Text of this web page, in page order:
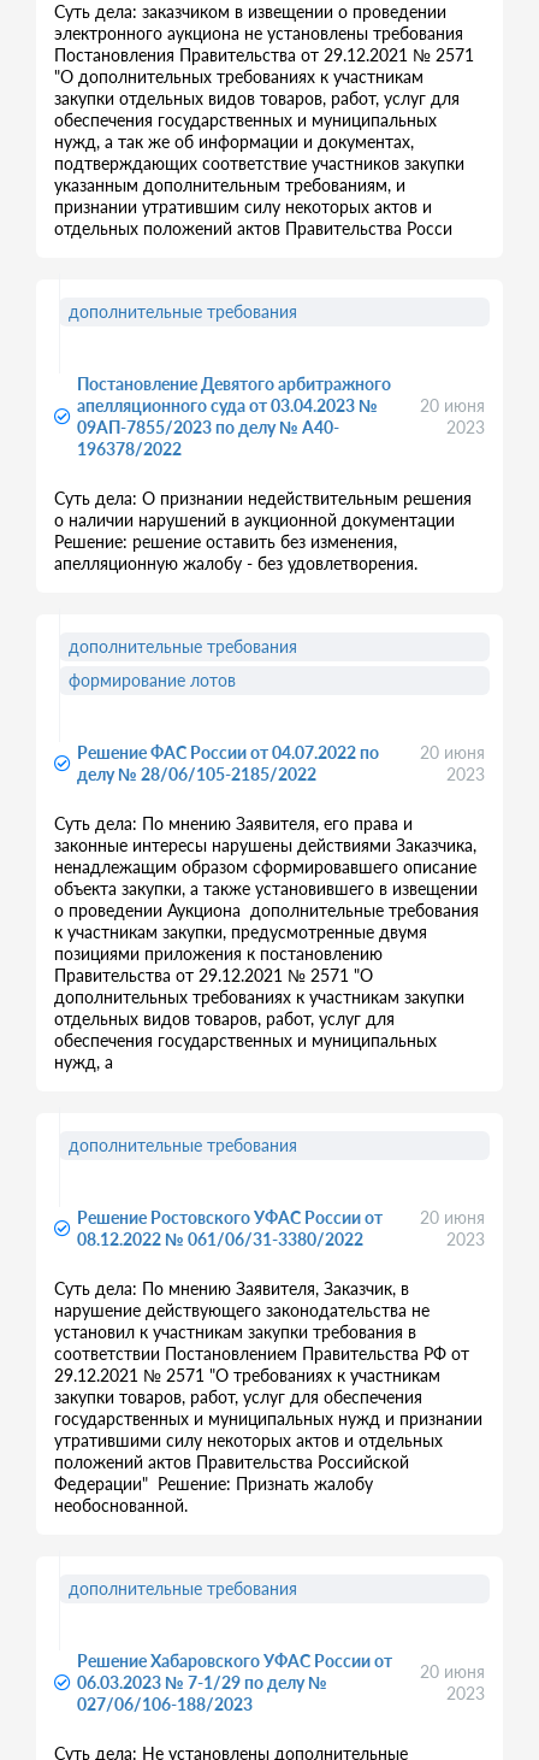
Суть дела: заказчиком в извещении о проведении
электронного аукциона не установлены требования
Постановления Правительства от 29.12.2021 № 2571
"О дополнительных требованиях к участникам
закупки отдельных видов товаров, работ, услуг для
обеспечения государственных и муниципальных
нужд, а так же об информации и документах,
подтверждающих соответствие участников закупки
указанным дополнительным требованиям, и
признании утратившим силу некоторых актов и
отдельных положений актов Правительства Росси
Постановление Девятого арбитражного
апелляционного суда от 03.04.2023 №
09АП-7855/2023 по делу № А40-
196378/2022
20 июня
2023
Суть дела: О признании недействительным решения
о наличии нарушений в аукционной документации
Решение: решение оставить без изменения,
апелляционную жалобу - без удовлетворения.
дополнительные требования
Решение ФАС России от 04.07.2022 по
делу № 28/06/105-2185/2022
20 июня
2023
Суть дела: По мнению Заявителя, его права и
законные интересы нарушены действиями Заказчика,
ненадлежащим образом сформировавшего описание
объекта закупки, а также установившего в извещении
о проведении Аукциона дополнительные требования
к участникам закупки, предусмотренные двумя
позициями приложения к постановлению
Правительства от 29.12.2021 № 2571 "О
дополнительных требованиях к участникам закупки
отдельных видов товаров, работ, услуг для
обеспечения государственных и муниципальных
нужд, а
дополнительные требования
формирование лотов
Решение Ростовского УФАС России от
08.12.2022 № 061/06/31-3380/2022
20 июня
2023
Суть дела: По мнению Заявителя, Заказчик, в
нарушение действующего законодательства не
установил к участникам закупки требования в
соответствии Постановлением Правительства РФ от
29.12.2021 № 2571 "О требованиях к участникам
закупки товаров, работ, услуг для обеспечения
государственных и муниципальных нужд и признании
утратившими силу некоторых актов и отдельных
положений актов Правительства Российской
Федерации" Решение: Признать жалобу
необоснованной.
дополнительные требования
Решение Хабаровского УФАС России от
06.03.2023 № 7-1/29 по делу №
027/06/106-188/2023
20 июня
2023
Суть дела: Не установлены дополнительные
дополнительные требования